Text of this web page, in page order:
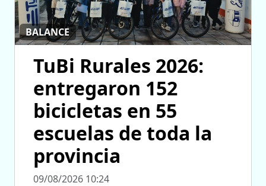
BALANCE
TuBi Rurales 2026:
entregaron 152
bicicletas en 55
escuelas de toda la
provincia
09/08/2026 10:24